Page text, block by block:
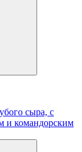
сыра, с
и командорским